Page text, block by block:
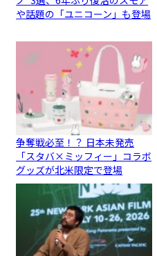
や話題の「ユニコーン」も登場
争奪戦必至！？ 日本未発売
「スタバ×ミッフィー」コラボ
グッズが北米限定で登場